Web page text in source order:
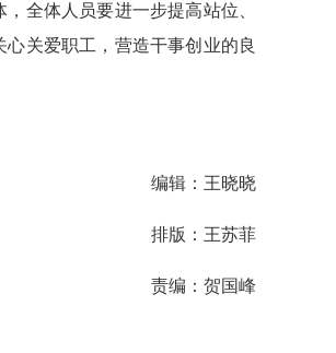
全体人员要进一步提高站位、
关爱职工，营造干事创业的良
编辑：王晓晓
排版：王苏菲
责编：贺国峰